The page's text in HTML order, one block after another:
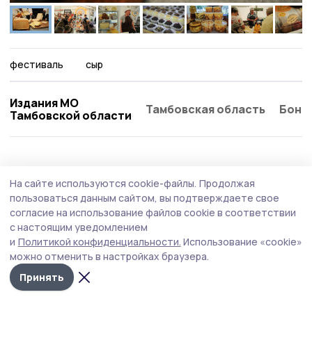
фестиваль сыр
Издания МО
Тамбовской области
Тамбовская область
Бал медалистов в Притамбовье
В Доме культуры села Донского чествовали лучших
выпускников школ Тамбовского округа.
На сайте используются cookie-файлы. Продолжая
пользоваться данным сайтом, вы подтверждаете свое
согласие на использование файлов cookie в соответствии
с настоящим уведомлением
и Политикой конфиденциальности. Использование «cookie»
можно отменить в настройках браузера.
Принять